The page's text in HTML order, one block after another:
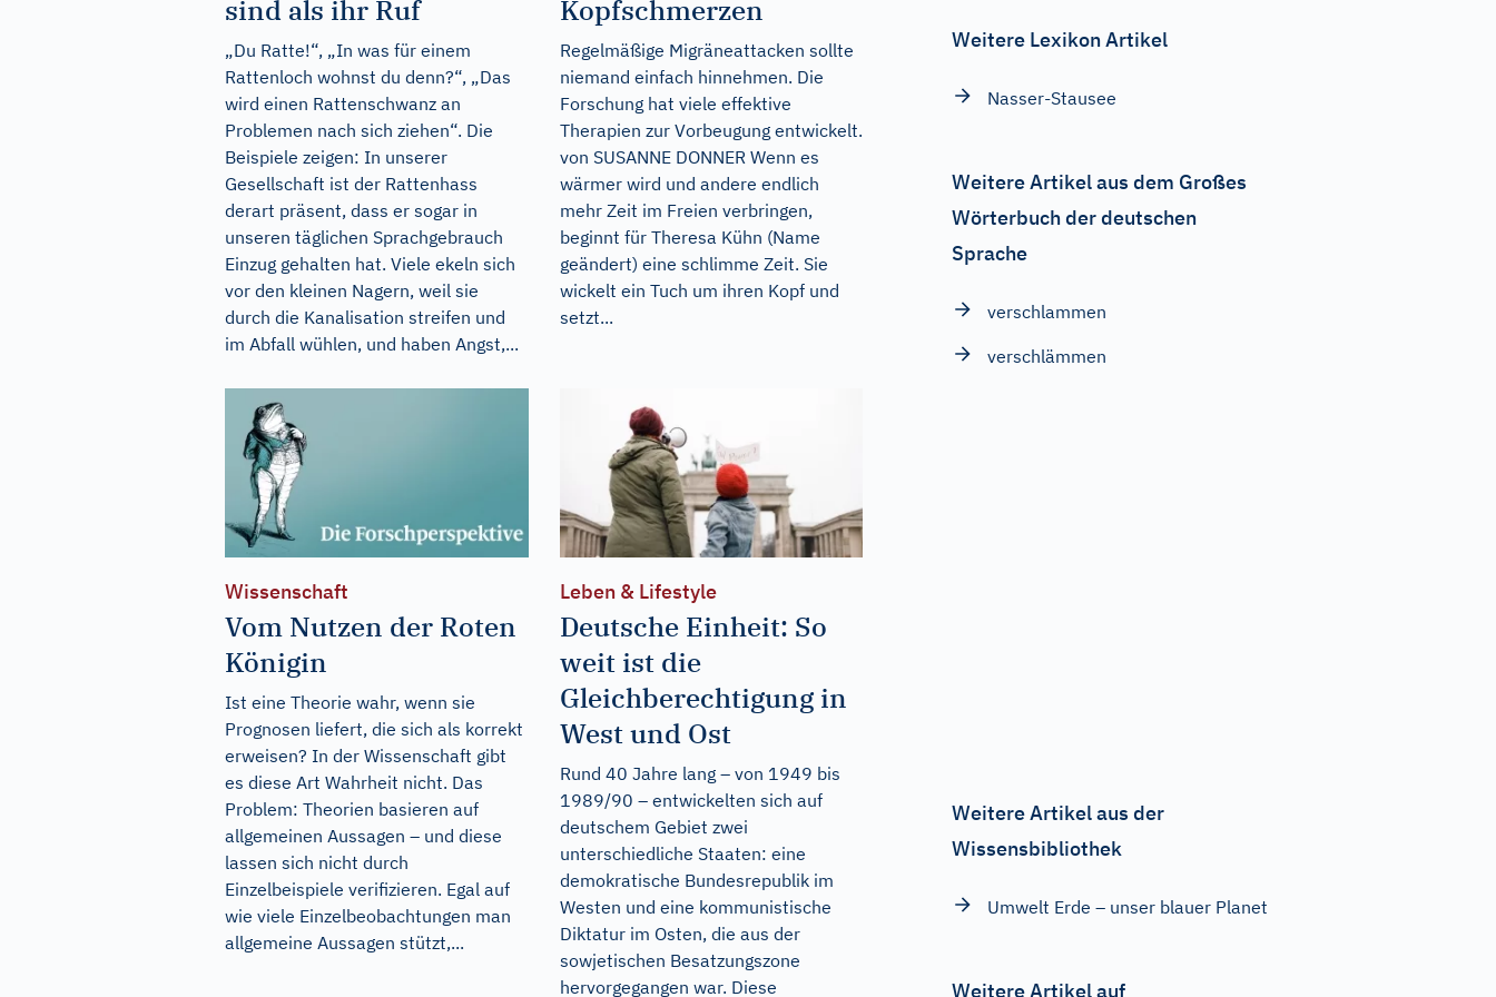
sind als ihr Ruf
„Du Ratte!“, „In was für einem
Rattenloch wohnst du denn?“, „Das
wird einen Rattenschwanz an
Problemen nach sich ziehen“. Die
Beispiele zeigen: In unserer
Gesellschaft ist der Rattenhass
derart präsent, dass er sogar in
unseren täglichen Sprachgebrauch
Einzug gehalten hat. Viele ekeln sich
vor den kleinen Nagern, weil sie
durch die Kanalisation streifen und
im Abfall wühlen, und haben Angst,...
Kopfschmerzen
Regelmäßige Migräneattacken sollte
niemand einfach hinnehmen. Die
Forschung hat viele effektive
Therapien zur Vorbeugung entwickelt.
von SUSANNE DONNER Wenn es
wärmer wird und andere endlich
mehr Zeit im Freien verbringen,
beginnt für Theresa Kühn (Name
geändert) eine schlimme Zeit. Sie
wickelt ein Tuch um ihren Kopf und
setzt...
Wissenschaft
Vom Nutzen der Roten
Königin
Ist eine Theorie wahr, wenn sie
Prognosen liefert, die sich als korrekt
erweisen? In der Wissenschaft gibt
es diese Art Wahrheit nicht. Das
Problem: Theorien basieren auf
allgemeinen Aussagen – und diese
lassen sich nicht durch
Einzelbeispiele verifizieren. Egal auf
wie viele Einzelbeobachtungen man
allgemeine Aussagen stützt,...
Leben & Lifestyle
Deutsche Einheit: So
weit ist die
Gleichberechtigung in
West und Ost
Rund 40 Jahre lang – von 1949 bis
1989/90 – entwickelten sich auf
deutschem Gebiet zwei
unterschiedliche Staaten: eine
demokratische Bundesrepublik im
Westen und eine kommunistische
Diktatur im Osten, die aus der
sowjetischen Besatzungszone
hervorgegangen war. Diese
Weitere Lexikon Artikel
Nasser-Stausee
Weitere Artikel aus dem Großes
Wörterbuch der deutschen
Sprache
verschlammen
verschlämmen
Weitere Artikel aus der
Wissensbibliothek
Umwelt Erde – unser blauer Planet
Weitere Artikel auf